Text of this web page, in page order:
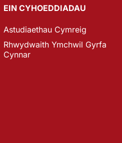
EIN CYHOEDDIADAU
Astudiaethau Cymreig
Rhwydwaith Ymchwil Gyrfa
Cynnar